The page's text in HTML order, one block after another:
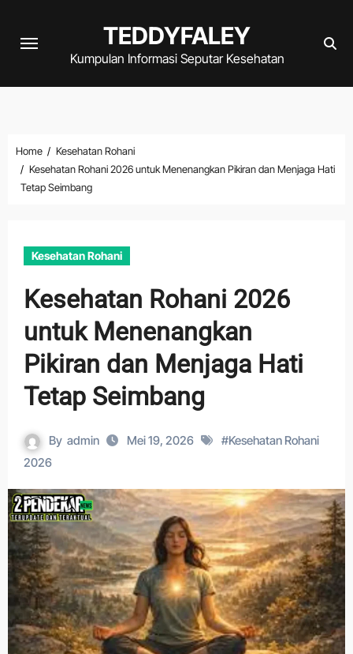
TEDDYFALEY
Kumpulan Informasi Seputar Kesehatan
Home
Kesehatan Rohani
Kesehatan Rohani 2026 untuk Menenangkan Pikiran dan Menjaga Hati
Tetap Seimbang
Kesehatan Rohani
Kesehatan Rohani 2026
untuk Menenangkan
Pikiran dan Menjaga Hati
Tetap Seimbang
By admin Mei 19, 2026 #Kesehatan Rohani
2026